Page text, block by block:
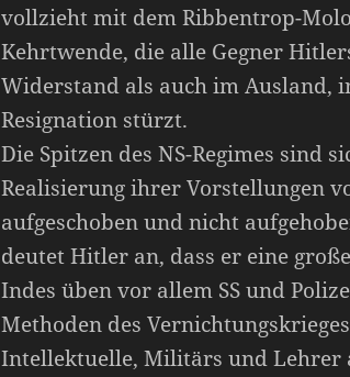
vollzieht mit dem Ribbentrop-
Kehrtwende, die alle Gegner
Widerstand als auch im Ausland,
Resignation stürzt.
Die Spitzen des NS-Regimes sind
Realisierung ihrer Vorstellungen
aufgeschoben und nicht
deutet Hitler an, dass er eine
Indes üben vor allem SS und
Methoden des
Intellektuelle, Militärs und Lehrer